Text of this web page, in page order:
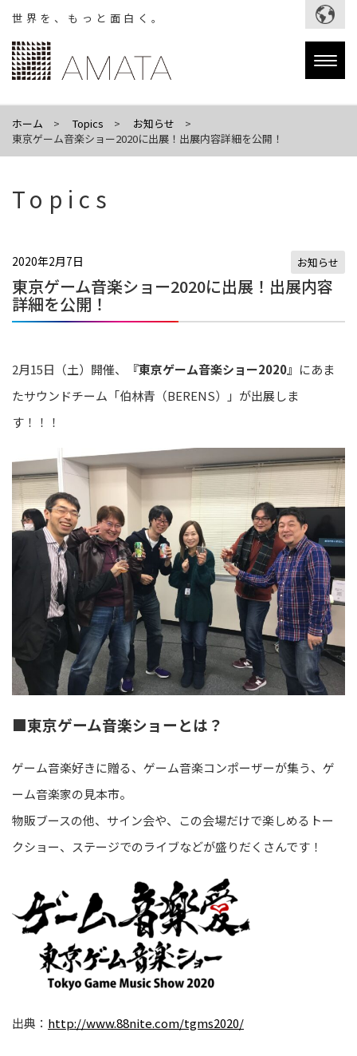
世界を、もっと面白く。
ホーム Topics
お知らせ
東京ゲーム音楽ショー2020に出展！出展内容詳細を公開！
Topics
2020年2月7日 お知らせ
東京ゲーム音楽ショー2020に出展！出展内容
詳細を公開！
2月15日（土）開催、 『東京ゲーム音楽ショー2020』 にあま
たサウンドチーム「伯林青（BERENS）」が出展しま
す！！！
■東京ゲーム音楽ショーとは？
ゲーム音楽好きに贈る、ゲーム音楽コンポーザーが集う、ゲ
ーム音楽家の見本市。
物販ブースの他、サイン会や、この会場だけで楽しめるトー
クショー、ステージでのライブなどが盛りだくさんです！
出典： http://www.88nite.com/tgms2020/